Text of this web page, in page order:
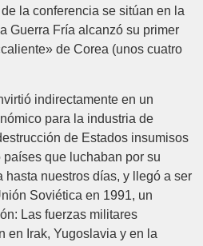
la conferencia se sitúan en la
Guerra Fría alcanzó su primer
de Corea (unos cuatro
indirectamente en un
para la industria de
de Estados insumisos
que luchaban por su
nuestros días, y llegó a ser
Soviética en 1991, un
Las fuerzas militares
en Irak, Yugoslavia y en la